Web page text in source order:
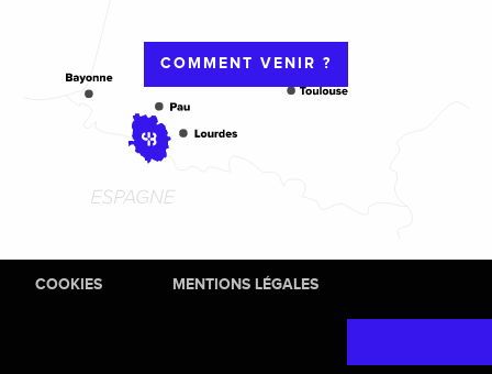
COMMENT VENIR ?
COOKIES MENTIONS LÉGALES